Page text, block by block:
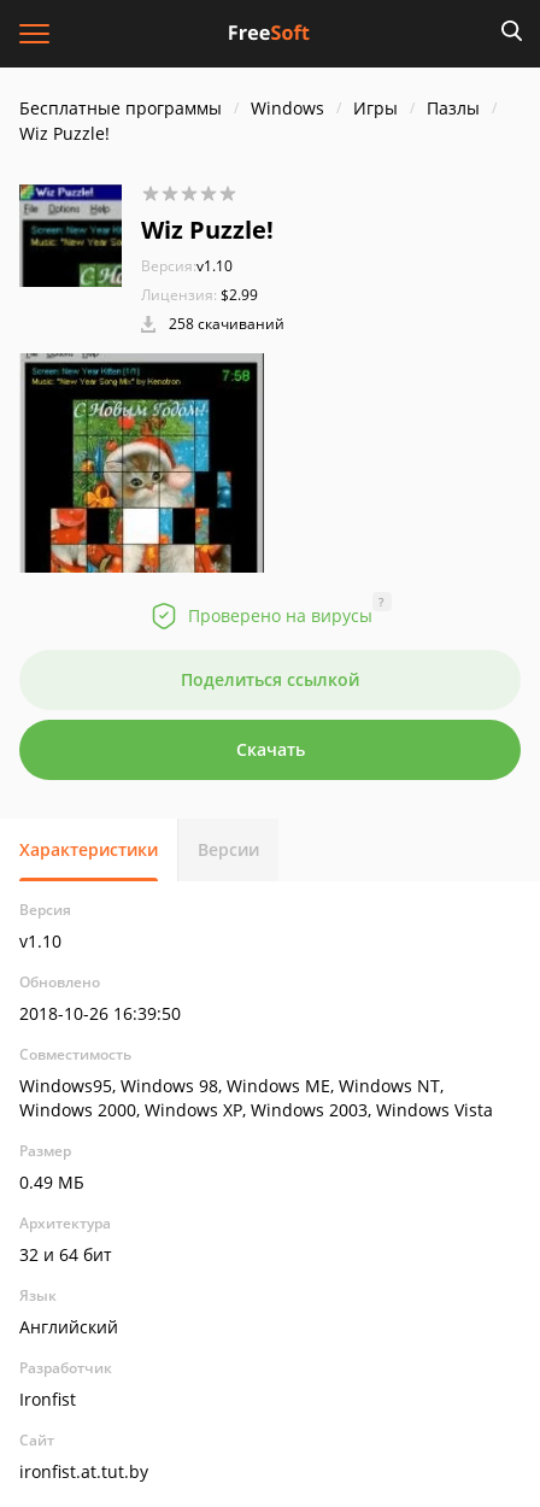
Бесплатные программы Windows Игры
Пазлы
Wiz Puzzle!
Wiz Puzzle!
Версия:v1.10
Лицензия: $2.99
258 скачиваний
Проверено на вирусы
?
Поделиться ссылкой
Скачать
Характеристики Версии
Версия
v1.10
Обновлено
2018-10-26 16:39:50
Совместимость
Windows95, Windows 98, Windows ME, Windows NT,
Windows 2000, Windows XP, Windows 2003, Windows Vista
Размер
0.49 МБ
Архитектура
32 и 64 бит
Язык
Английский
Разработчик
Ironfist
Сайт
ironfist.at.tut.by